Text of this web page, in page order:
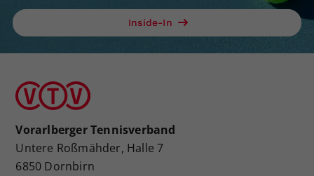
Inside-In
Vorarlberger Tennisverband
Untere Roßmähder, Halle 7
6850 Dornbirn